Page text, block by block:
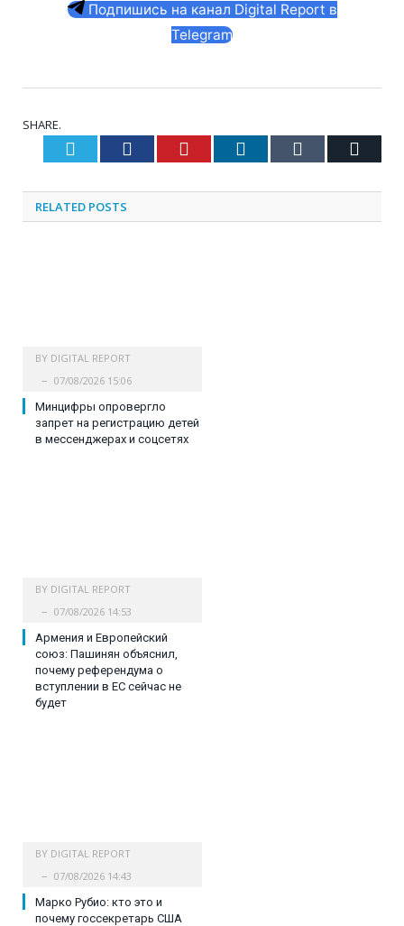
Подпишись на канал Digital Report в
Telegram
SHARE.
Twitter Facebook Pinterest LinkedIn Tumblr
RELATED POSTS
BY DIGITAL REPORT
07/08/2026 15:06
Минцифры опровергло
запрет на регистрацию детей
в мессенджерах и соцсетях
BY DIGITAL REPORT
07/08/2026 14:53
Армения и Европейский
союз: Пашинян объяснил,
почему референдума о
вступлении в ЕС сейчас не
будет
BY DIGITAL REPORT
07/08/2026 14:43
Марко Рубио: кто это и
почему госсекретарь США